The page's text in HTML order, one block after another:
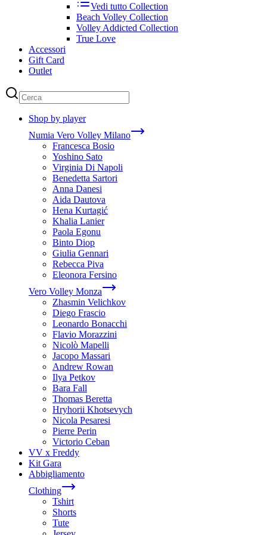
Vedi tutto Collection
Beach Volley Collection
Volley Addicted Collection
True Love
Accessori
Gift Card
Outlet
Shop by player
Numia Vero Volley Milano
Francesca Bosio
Yoshino Sato
Virginia Di Napoli
Benedetta Sartori
Anna Danesi
Aida Dautova
Hena Kurtagić
Khalia Lanier
Paola Egonu
Binto Diop
Giulia Gennari
Rebecca Piva
Eleonora Fersino
Vero Volley Monza
Zhasmin Velichkov
Diego Frascio
Leonardo Bonacchi
Flavio Morazzini
Nicolò Mapelli
Jacopo Massari
Andrew Rowan
Ilya Petkov
Bara Fall
Thomas Beretta
Hryhorii Khotsevych
Nicola Pesaresi
Pierre Perin
Victorio Ceban
VV x Freddy
Kit Gara
Abbigliamento
Clothing
Tshirt
Shorts
Tute